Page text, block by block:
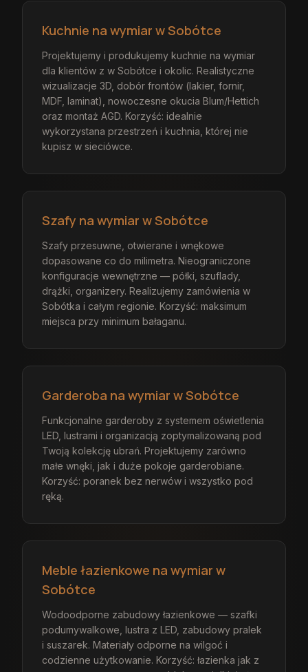
Kuchnie na wymiar w Sobótce
Projektujemy i produkujemy kuchnie na wymiar
dla klientów z w Sobótce i okolic. Realistyczne
wizualizacje 3D, dobór frontów (lakier, fornir,
MDF, laminat), nowoczesne okucia Blum/Hettich
oraz montaż AGD. Korzyść: idealnie
wykorzystana przestrzeń i kuchnia, której nie
kupisz w sieciówce.
Szafy na wymiar w Sobótce
Szafy przesuwne, otwierane i wnękowe
dopasowane co do milimetra. Nieograniczone
konfiguracje wewnętrzne — półki, szuflady,
drążki, organizery. Realizujemy zamówienia w
Sobótka i całym regionie. Korzyść: maksimum
miejsca przy minimum bałaganu.
Garderoba na wymiar w Sobótce
Funkcjonalne garderoby z systemem oświetlenia
LED, lustrami i organizacją zoptymalizowaną pod
Twoją kolekcję ubrań. Projektujemy zarówno
małe wnęki, jak i duże pokoje garderobiane.
Korzyść: poranek bez nerwów i wszystko pod
ręką.
Meble łazienkowe na wymiar w
Sobótce
Wodoodporne zabudowy łazienkowe — szafki
podumywalkowe, lustra z LED, zabudowy pralek
i suszarek. Materiały odporne na wilgoć i
codzienne użytkowanie. Korzyść: łazienka jak z